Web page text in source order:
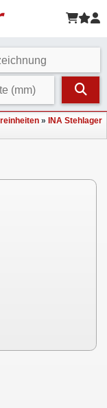
»
INA Stehlager